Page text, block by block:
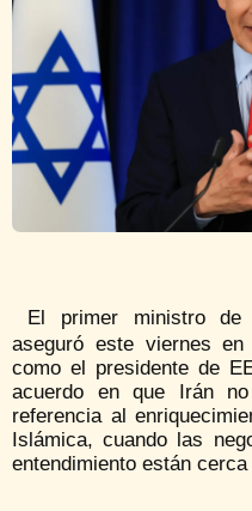
El primer ministro de
aseguró este viernes
como el presidente de
acuerdo en que Irán
referencia al
Islámica, cuando las
entendimiento están